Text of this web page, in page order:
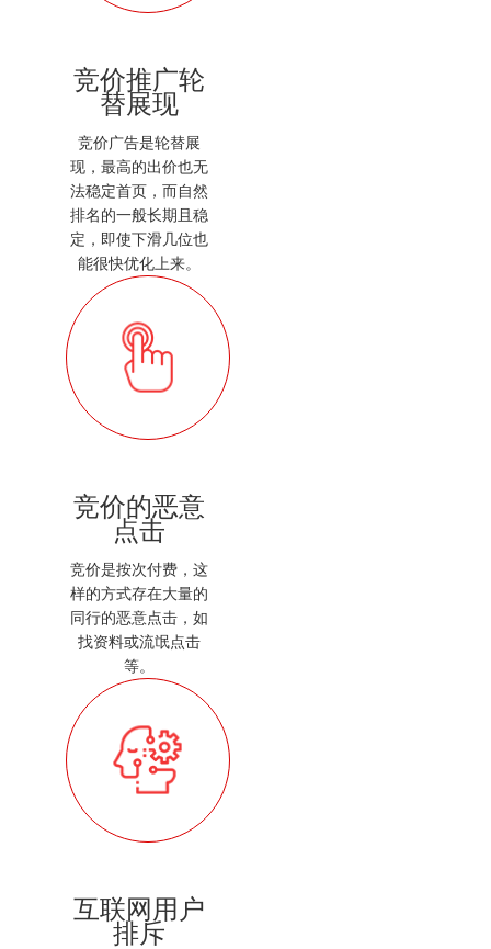
竞价推广轮
替展现
竞价广告是轮替展
现，最高的出价也无
法稳定首页，而自然
排名的一般长期且稳
定，即使下滑几位也
能很快优化上来。
竞价的恶意
点击
竞价是按次付费，这
样的方式存在大量的
同行的恶意点击，如
找资料或流氓点击
等。
互联网用户
排斥